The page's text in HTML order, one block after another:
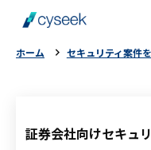
案件を探す
ホーム セキュリティ案件
証券会社向けセキュ